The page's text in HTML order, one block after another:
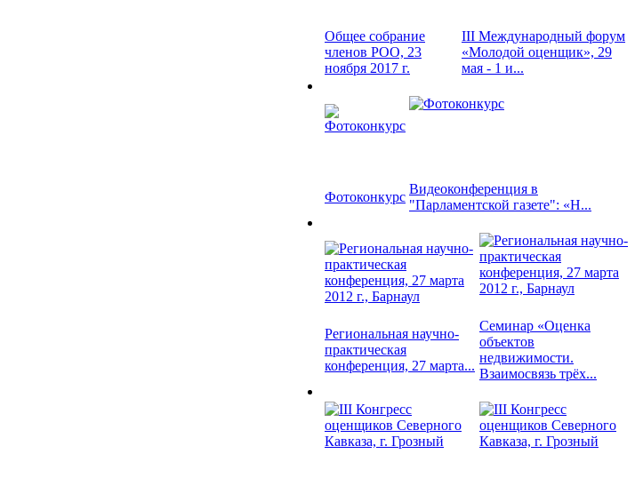
Общее собрание
членов РОО, 23
ноября 2017 г.
III Международный форум
«Молодой оценщик», 29
мая - 1 и...
Фотоконкурс
Видеоконференция в
"Парламентской газете": «Н...
Региональная научно-
практическая
конференция, 27 марта...
Семинар «Оценка
объектов
недвижимости.
Взаимосвязь трёх...